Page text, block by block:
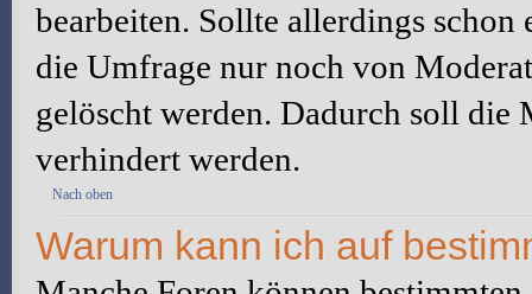
bearbeiten. Sollte allerdings schon
die Umfrage nur noch von
gelöscht werden. Dadurch soll
verhindert werden.
Nach oben
Warum kann ich auf